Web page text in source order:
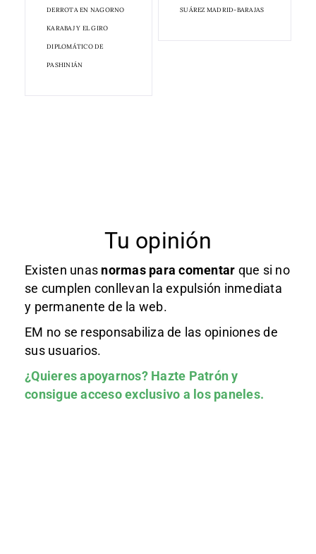
DERROTA EN NAGORNO
KARABAJ Y EL GIRO
DIPLOMÁTICO DE
PASHINIÁN
SUÁREZ MADRID-BARAJAS
Tu opinión
Existen unas normas para comentar que si no
se cumplen conllevan la expulsión inmediata
y permanente de la web.
EM no se responsabiliza de las opiniones de
sus usuarios.
¿Quieres apoyarnos? Hazte Patróny
consigue acceso exclusivo a los paneles.